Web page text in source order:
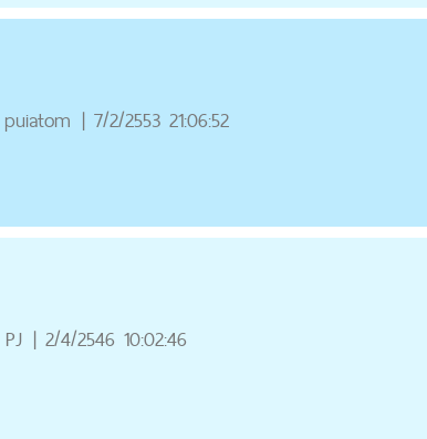
puiatom | 7/2/2553 21:06:52
PJ | 2/4/2546 10:02:46